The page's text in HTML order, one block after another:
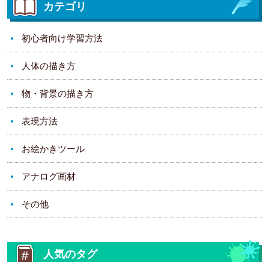
カテゴリ
初心者向け学習方法
人体の描き方
物・背景の描き方
表現方法
お絵かきツール
アナログ画材
その他
人気のタグ